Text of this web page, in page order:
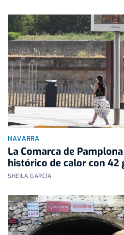
NAVARRA
La Comarca de
histórico de calor con 42
SHEILA GARCÍA